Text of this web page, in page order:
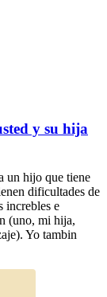
y su hija
un hijo que tiene
dificultades de
increbles e
(uno, mi hija,
Yo tambin